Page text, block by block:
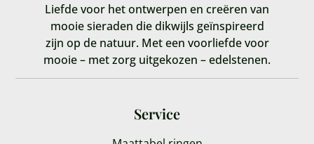
Liefde voor het ontwerpen en creëren van
mooie sieraden die dikwijls geïnspireerd
zijn op de natuur. Met een voorliefde voor
mooie – met zorg uitgekozen – edelstenen.
Service